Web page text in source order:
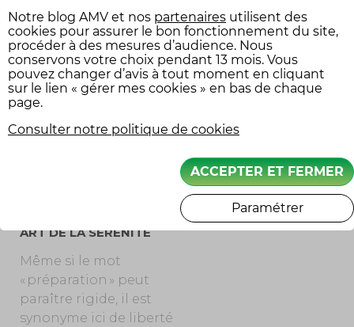
Une part d’imprévu
sublime les projets les
mieux dessinés.
Prévoyez de pouvoir
changer d’avis, car les
plus beaux chemins, ne
ART DE LA SÉRÉNITÉ
Même si le mot
« préparation » peut
paraître rigide, il est
synonyme ici de liberté
Notre blog AMV et nos partenaires utilisent des
cookies pour assurer le bon fonctionnement du site,
procéder à des mesures d’audience. Nous
conservons votre choix pendant 13 mois. Vous
pouvez changer d’avis à tout moment en cliquant
sur le lien « gérer mes cookies » en bas de chaque
page.
Consulter notre politique de cookies
ACCEPTER ET FERMER
Paramétrer